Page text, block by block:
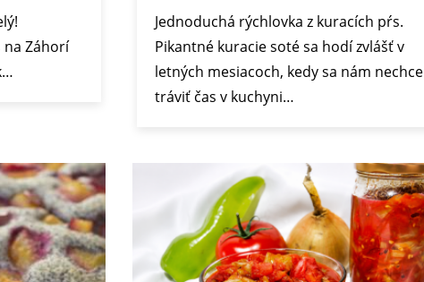
na Záhorí
Jednoduchá rýchlovka z kuracích pŕs.
Pikantné kuracie soté sa hodí zvlášť v
letných mesiacoch, kedy sa nám nechce
tráviť čas v kuchyni…